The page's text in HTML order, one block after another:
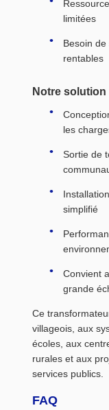
limitées
Besoin de
rentables
Notre solution
les
Sortie de
simplifié
Convient
grande
Ce
villageois, aux
écoles, aux
rurales et aux
services publics.
FAQ